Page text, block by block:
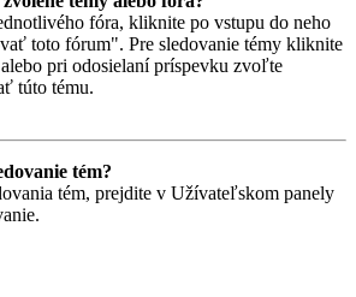
fóra, kliknite po vstupu do neho
toto fórum". Pre sledovanie témy kliknite
pri odosielaní príspevku zvoľte
túto tému.
tém?
tém, prejdite v Užívateľskom panely